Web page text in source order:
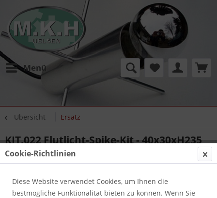
Menü
Übersicht Ersatz
KIT.022 Flutlicht-Spike-Kit - 40x30xH235
Cookie-Richtlinien
Diese Website verwendet Cookies, um Ihnen die
bestmögliche Funktionalität bieten zu können. Wenn Sie